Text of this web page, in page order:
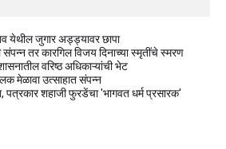
येथील जुगार अड्ड्यावर छापा
तर कारगिल विजय दिनाच्या स्मृतींचे स्मरण
वरिष्ठ अधिकाऱ्यांची भेट
मेळावा उत्साहात संपन्न
पत्रकार शहाजी फुरडेंचा 'भागवत धर्म प्रसारक'